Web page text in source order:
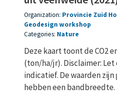
Organization: Provincie Zuid
Geodesign workshop
Categories: Nature
Deze kaart toont de CO2
(ton/ha/jr). Disclaimer: Let
indicatief. De waarden
hebben een bandbreedte.